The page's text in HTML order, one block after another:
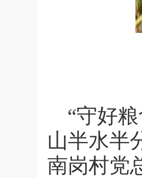
“守好
山半水半
南岗村党